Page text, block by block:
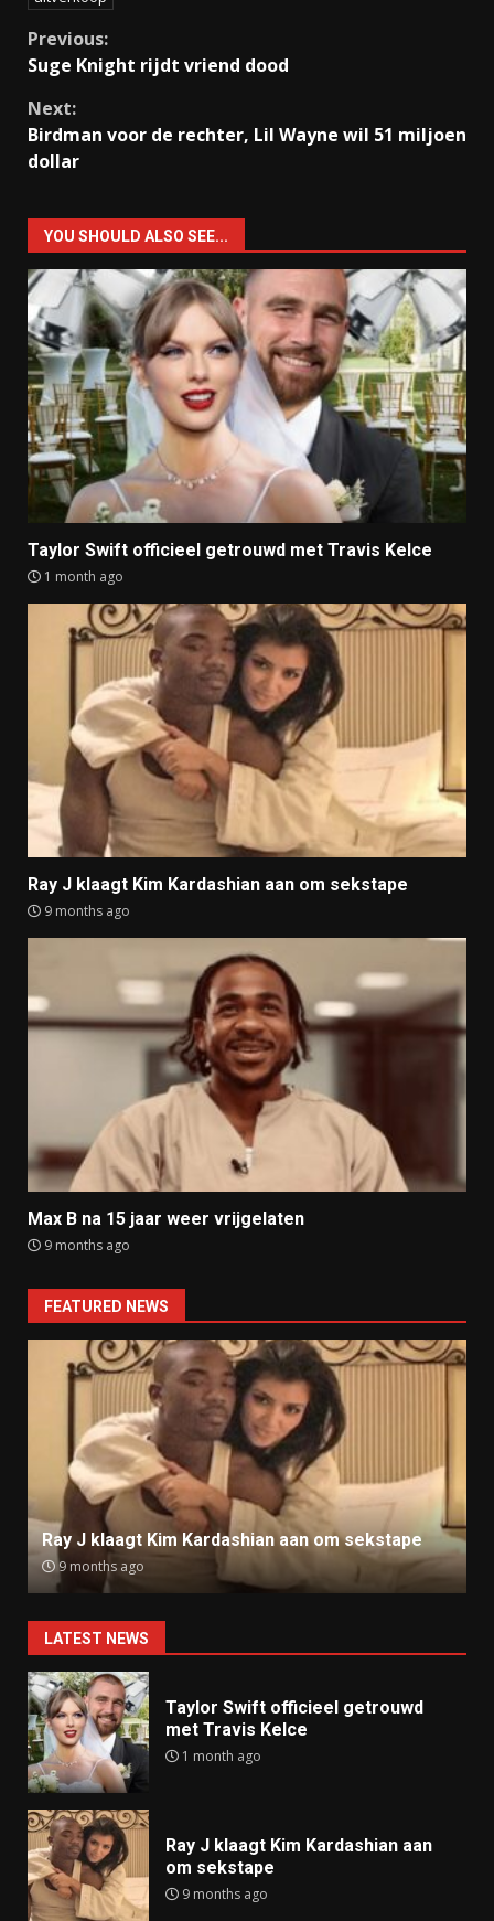
Continue
Reading
Previous:
Suge Knight rijdt vriend dood
Next:
Birdman voor de rechter, Lil Wayne wil 51 miljoen
dollar
YOU SHOULD ALSO SEE...
Taylor Swift officieel getrouwd met Travis Kelce
1 month ago
Ray J klaagt Kim Kardashian aan om sekstape
9 months ago
Max B na 15 jaar weer vrijgelaten
9 months ago
FEATURED NEWS
Ray J klaagt Kim Kardashian aan om sekstape
9 months ago
LATEST NEWS
Taylor Swift officieel getrouwd
met Travis Kelce
1 month ago
Ray J klaagt Kim Kardashian aan
om sekstape
9 months ago